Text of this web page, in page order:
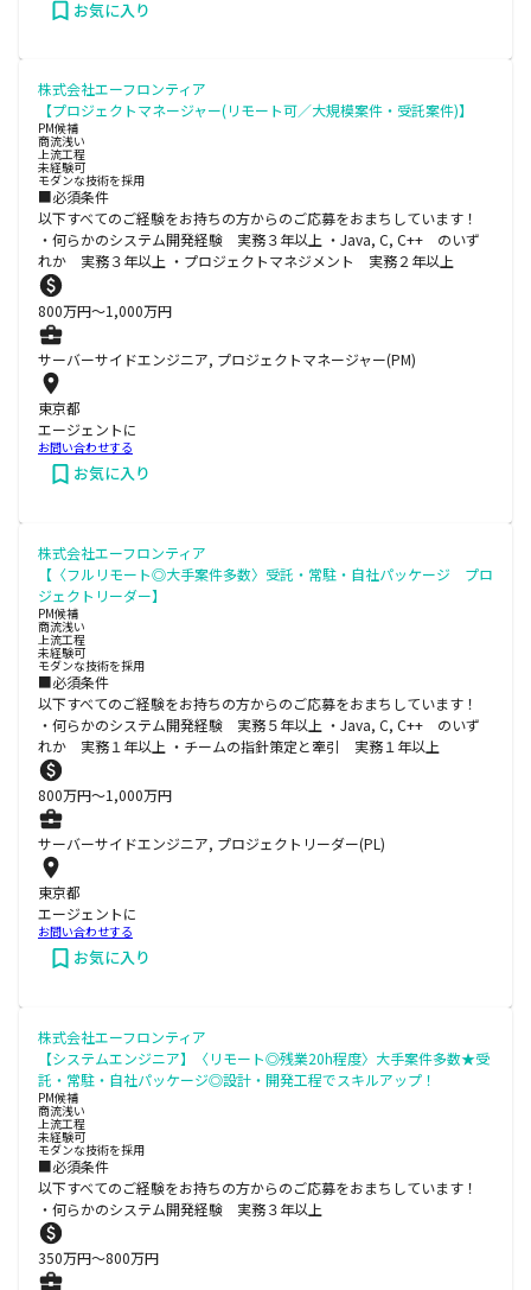
お気に入り
株式会社エーフロンティア
【プロジェクトマネージャー(リモート可／大規模案件・受託案件)】
PM候補
商流浅い
上流工程
未経験可
モダンな技術を採用
■必須条件
以下すべてのご経験をお持ちの方からのご応募をおまちしています！
・何らかのシステム開発経験 実務３年以上 ・Java, C, C++ のいず
れか 実務３年以上 ・プロジェクトマネジメント 実務２年以上
800万円〜1,000万円
サーバーサイドエンジニア, プロジェクトマネージャー(PM)
東京都
エージェントに
お問い合わせする
お気に入り
株式会社エーフロンティア
【〈フルリモート◎大手案件多数〉受託・常駐・自社パッケージ プロ
ジェクトリーダー】
PM候補
商流浅い
上流工程
未経験可
モダンな技術を採用
■必須条件
以下すべてのご経験をお持ちの方からのご応募をおまちしています！
・何らかのシステム開発経験 実務５年以上 ・Java, C, C++ のいず
れか 実務１年以上 ・チームの指針策定と牽引 実務１年以上
800万円〜1,000万円
サーバーサイドエンジニア, プロジェクトリーダー(PL)
東京都
エージェントに
お問い合わせする
お気に入り
株式会社エーフロンティア
【システムエンジニア】〈リモート◎残業20h程度〉大手案件多数★受
託・常駐・自社パッケージ◎設計・開発工程でスキルアップ！
PM候補
商流浅い
上流工程
未経験可
モダンな技術を採用
■必須条件
以下すべてのご経験をお持ちの方からのご応募をおまちしています！
・何らかのシステム開発経験 実務３年以上
350万円〜800万円